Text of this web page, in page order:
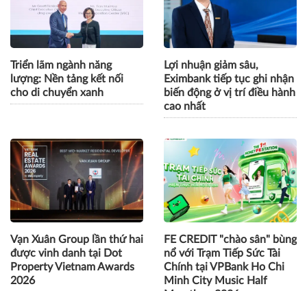
Triển lãm ngành năng
lượng: Nền tảng kết nối
cho di chuyển xanh
Lợi nhuận giảm sâu,
Eximbank tiếp tục ghi nhận
biến động ở vị trí điều hành
cao nhất
Vạn Xuân Group lần thứ hai
được vinh danh tại Dot
Property Vietnam Awards
2026
FE CREDIT "chào sân" bùng
nổ với Trạm Tiếp Sức Tài
Chính tại VPBank Ho Chi
Minh City Music Half